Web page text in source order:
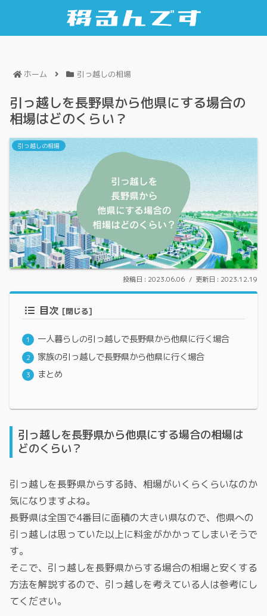
ホーム 引っ越しの相場
引っ越しを長野県から他県にする場合の
相場はどのくらい？
引っ越しの相場
2023.06.06 2023.12.19
目次
一人暮らしの引っ越しで長野県から他県に行く場合
家族の引っ越しで長野県から他県に行く場合
まとめ
引っ越しを長野県から他県にする場合の相場は
どのくらい？
引っ越しを長野県からする時、相場がいくらくらいなのか
気になりますよね。
長野県は全国で4番目に面積の大きい県なので、他県への
引っ越しは思っていた以上に料金がかかってしまいそうで
す。
そこで、引っ越しを長野県からする場合の相場と安くする
方法を解説するので、引っ越しを考えている人は参考にし
てください。